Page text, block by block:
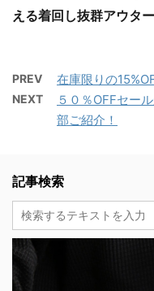
える着回し抜群アウター
PREV 在庫限りの
NEXT
５０％OFFセー
部ご紹介！
記事検索